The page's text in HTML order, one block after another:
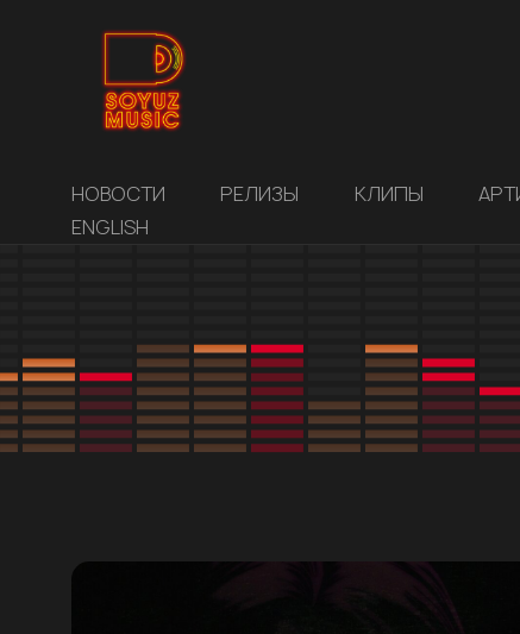
НОВОСТИ РЕЛИЗЫ КЛИПЫ
ENGLISH